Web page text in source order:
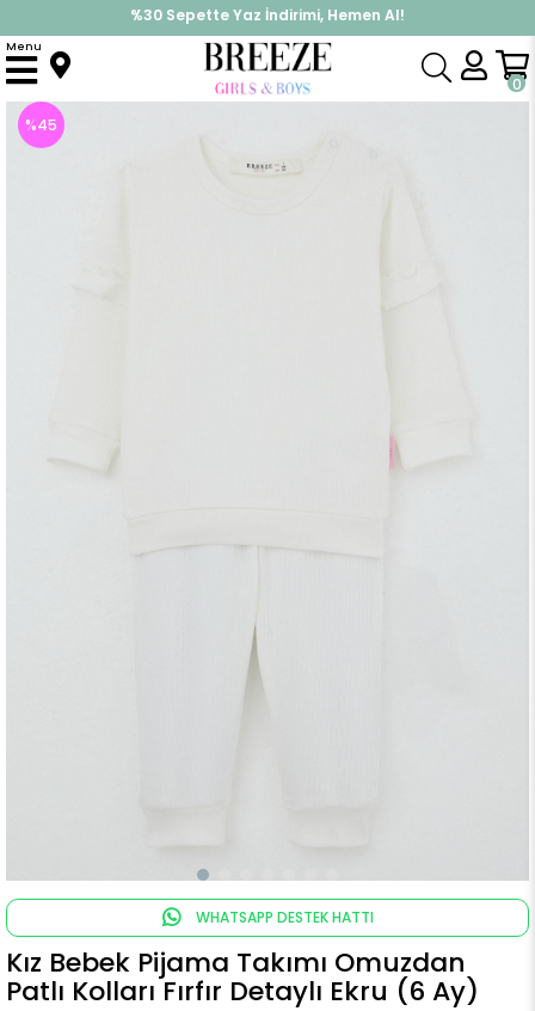
%30 Sepette Yaz İndirimi, Hemen Al!
İndirimlere ek %10 İndirimi Kap, Hemen Üye Ol!
0
Menu
Anasayfa Pijama & İç Giyim KIZ Pijama Takımları
%45
WHATSAPP DESTEK HATTI
Kız Bebek Pijama Takımı Omuzdan
Patlı Kolları Fırfır Detaylı Ekru (6 Ay)